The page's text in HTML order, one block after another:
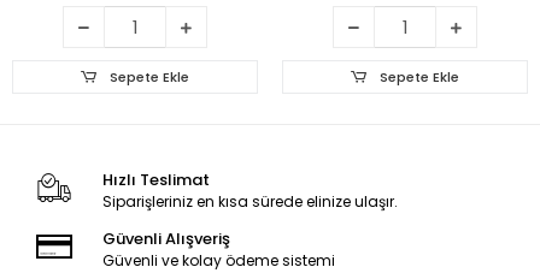
Sepete Ekle Sepete Ekle
Hızlı Teslimat
Siparişleriniz en kısa sürede elinize ulaşır.
Güvenli Alışveriş
Güvenli ve kolay ödeme sistemi